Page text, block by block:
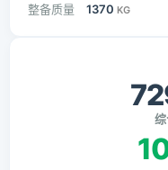
整备质量 1370 KG